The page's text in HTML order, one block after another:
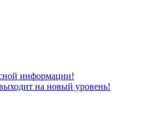
информации!
на новый уровень!